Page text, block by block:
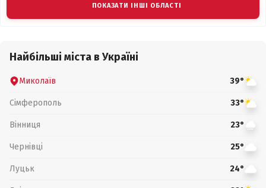
ПОКАЗАТИ ІНШІ ОБЛАСТІ
Найбільші міста в Україні
Миколаїв 39°
Сімферополь 33°
Вінниця 23°
Чернівці 25°
Луцьк 24°